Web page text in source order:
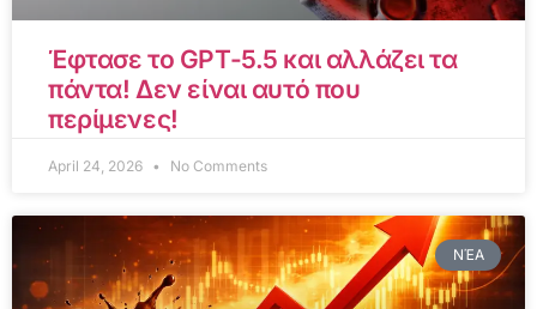
Έφτασε το GPT-5.5 και αλλάζει τα
πάντα! Δεν είναι αυτό που
περίμενες!
April 24, 2026 No Comments
ΝΈΑ